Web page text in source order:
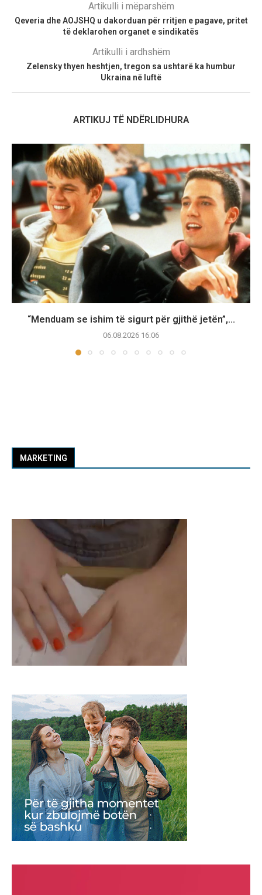
Artikulli i mëparshëm
Qeveria dhe AOJSHQ u dakorduan për rritjen e pagave, pritet
të deklarohen organet e sindikatës
Artikulli i ardhshëm
Zelensky thyen heshtjen, tregon sa ushtarë ka humbur
Ukraina në luftë
ARTIKUJ TË NDËRLIDHURA
“Menduam se ishim të sigurt për gjithë jetën”,...
06.08.2026 16:06
MARKETING